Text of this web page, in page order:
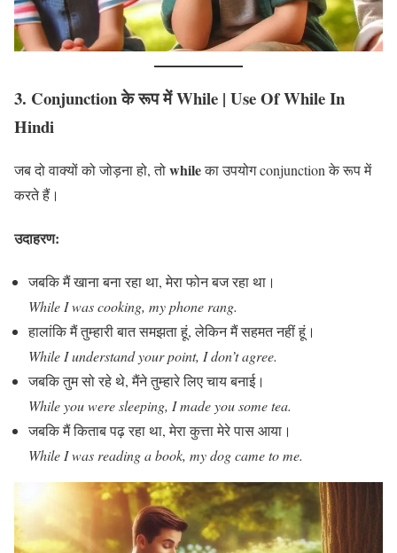
3. Conjunction के रूप में While | Use Of While In
Hindi
जब दो वाक्यों को जोड़ना हो, तोwhileका उपयोग conjunction के रूप में
करते हैं।
उदाहरण:
जबकि मैं खाना बना रहा था, मेरा फोन बज रहा था।
While I was cooking, my phone rang.
हालांकि मैं तुम्हारी बात समझता हूं, लेकिन मैं सहमत नहीं हूं।
While I understand your point, I don’t agree.
जबकि तुम सो रहे थे, मैंने तुम्हारे लिए चाय बनाई।
While you were sleeping, I made you some tea.
जबकि मैं किताब पढ़ रहा था, मेरा कुत्ता मेरे पास आया।
While I was reading a book, my dog came to me.